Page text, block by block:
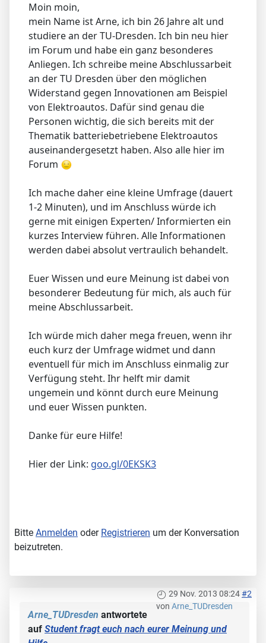
Moin moin,
mein Name ist Arne, ich bin 26 Jahre alt und
studiere an der TU-Dresden. Ich bin neu hier
im Forum und habe ein ganz besonderes
Anliegen. Ich schreibe meine Abschlussarbeit
an der TU Dresden über den möglichen
Widerstand gegen Innovationen am Beispiel
von Elektroautos. Dafür sind genau die
Personen wichtig, die sich bereits mit der
Thematik batteriebetriebene Elektroautos
auseinandergesetzt haben. Also alle hier im
Forum
Ich mache daher eine kleine Umfrage (dauert
1-2 Minuten), und im Anschluss würde ich
gerne mit einigen Experten/ Informierten ein
kurzes Interview führen. Alle Informationen
werden dabei absolut vertraulich behandelt.
Euer Wissen und eure Meinung ist dabei von
besonderer Bedeutung für mich, als auch für
meine Abschlussarbeit.
Ich würde mich daher mega freuen, wenn ihr
euch kurz der Umfrage widmet und dann
eventuell für mich im Anschluss einmalig zur
Verfügung steht. Ihr helft mir damit
ungemein und könnt durch eure Meinung
und euer Wissen punkten.
Danke für eure Hilfe!
Hier der Link: goo.gl/0EKSK3
Bitte Anmelden oder Registrieren um der Konversation
beizutreten.
29 Nov. 2013 08:24#2
von Arne_TUDresden
Arne_TUDresden antwortete
auf Student fragt euch nach eurer Meinung und